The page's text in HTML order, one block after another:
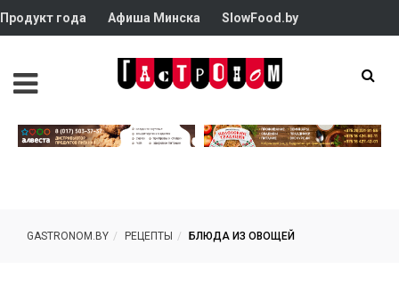
Продукт года Афиша Минска SlowFood.by
GASTRONOM.BY РЕЦЕПТЫ БЛЮДА ИЗ ОВОЩЕЙ